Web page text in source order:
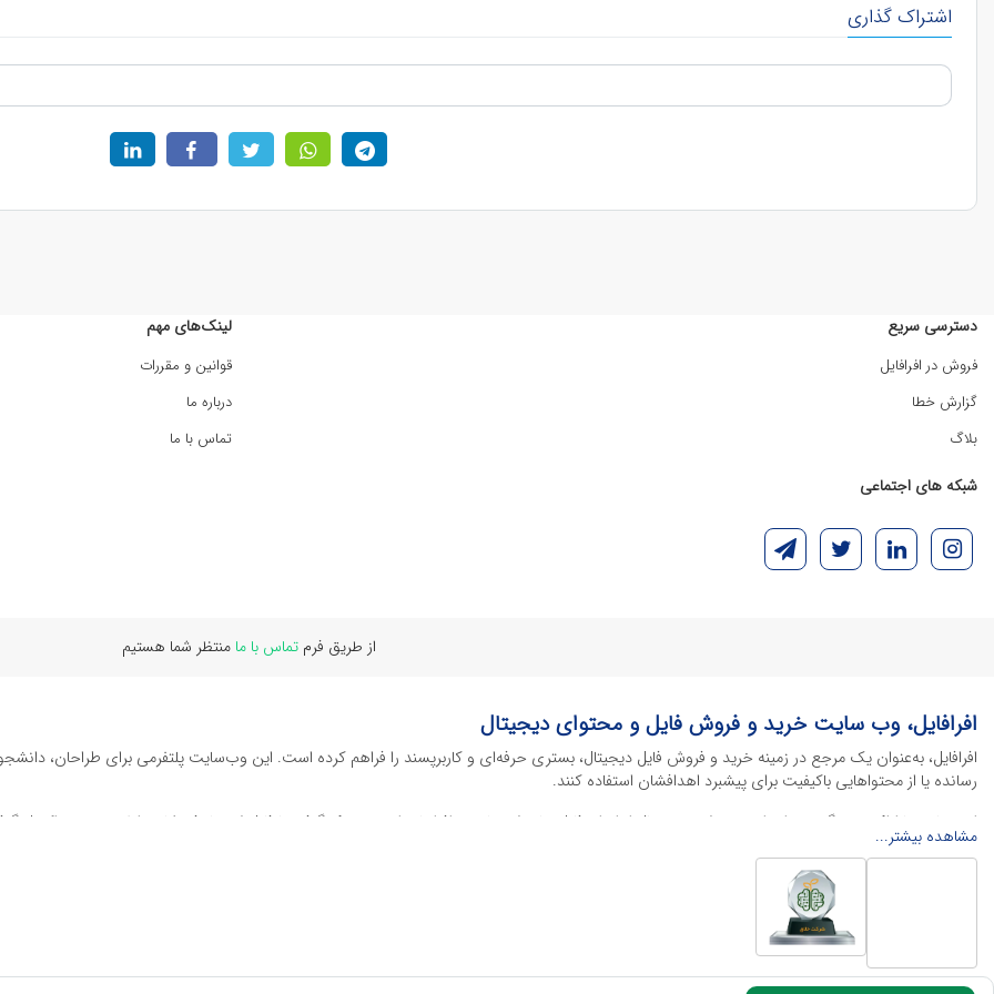
اشتراک گذاری
دسترسی سریع
فروش در افرافایل
گزارش خطا
بلاگ
لینک‌های مهم
قوانین و مقررات
درباره ما
تماس با ما
شبکه های اجتماعی
از طریق فرمتماس با ما منتظر شما هستیم
افرافایل، وب سایت خرید و فروش فایل و محتوای دیجیتال
افرافایل، به‌عنوان یک مرجع در زمینه خرید و فروش فایل دیجیتال، بستری حرفه‌ای و کاربرپسند را فراهم کرده است. این وب‌سایت‌ پلتفرمی برای طراحان،
رسانده یا از محتواهایی باکیفیت برای پیشبرد اهدافشان استفاده کنند.
این سایت با ارائه تنوع گسترده‌ای از محصولات دیجیتال از انواع فایل های لایه باز نرم افراهای ادیت ویدئو گرفته تا فایل لایه باز فتوشاپ، ایلاستریتور و
خود را کاهش داده و به سرعت پروژه‌های خود را تکمیل کنند. در ادامه، به معرفی گوشه‌ای از محصولات افرافایل پرداخته‌ایم:
محصولات گرافیکی
محصولات گرافیکی یکی از پرکاربردترین و ارزشمندترین دسته‌بندی‌ها در دنیای دیجیتال هستند که نیازهای کسب‌وکارها، طراحان و سایر افراد را برآورده
، پوسترهای تبلیغاتی، بنرهای چاپی و آنلاین و طرح‌های لایه باز متنوعی می‌شوند.
فایل‌های اداری و تجاری
مشاهده بیشتر...